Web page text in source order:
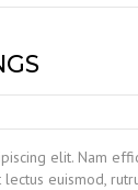
elit. Nam
euismod,